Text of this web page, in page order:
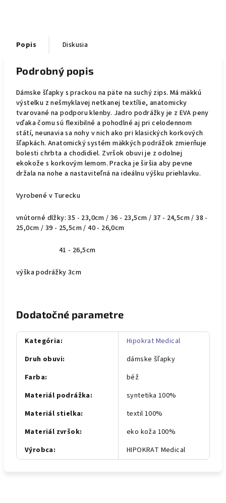
Popis Diskusia
Podrobný popis
Dámske šľapky s prackou na päte na suchý zips. Má mäkkú
výstelku z nešmyklavej netkanej textílie, anatomicky
tvarované na podporu klenby. Jadro podrážky je z EVA peny
vďaka čomu sú flexibilné a pohodlné aj pri celodennom
státí, neunavia sa nohy v nich ako pri klasických korkových
šľapkách. Anatomický systém mäkkých podrážok zmierňuje
bolesti chrbta a chodidiel. Zvršok obuvi je z odolnej
ekokože s korkovým lemom. Pracka je širšia aby pevne
držala na nohe a nastaviteľná na ideálnu výšku priehlavku.
Vyrobené v Turecku
vnútorné dlžky: 35 - 23,0cm / 36 - 23,5cm / 37 - 24,5cm / 38 -
25,0cm / 39 - 25,5cm / 40 - 26,0cm
41 - 26,5cm
výška podrážky 3cm
Dodatočné parametre
Kategória:
Hipokrat Medical
Druh obuvi:
dámske šľapky
Farba:
béž
Materiál podrážka:
syntetika 100%
Materiál stielka:
textil 100%
Materiál zvršok:
eko koža 100%
Výrobca: HIPOKRAT Medical